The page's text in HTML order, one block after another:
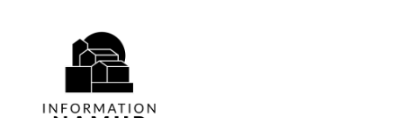
la
nouvelle
citadine
100